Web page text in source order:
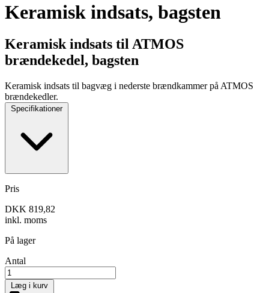
Keramisk indsats, bagsten
Keramisk indsats til ATMOS
brændekedel, bagsten
Keramisk indsats til bagvæg i nederste brændkammer på ATMOS
brændekedler.
Specifikationer
Pris
DKK 819,82
inkl. moms
På lager
Antal
Læg i kurv